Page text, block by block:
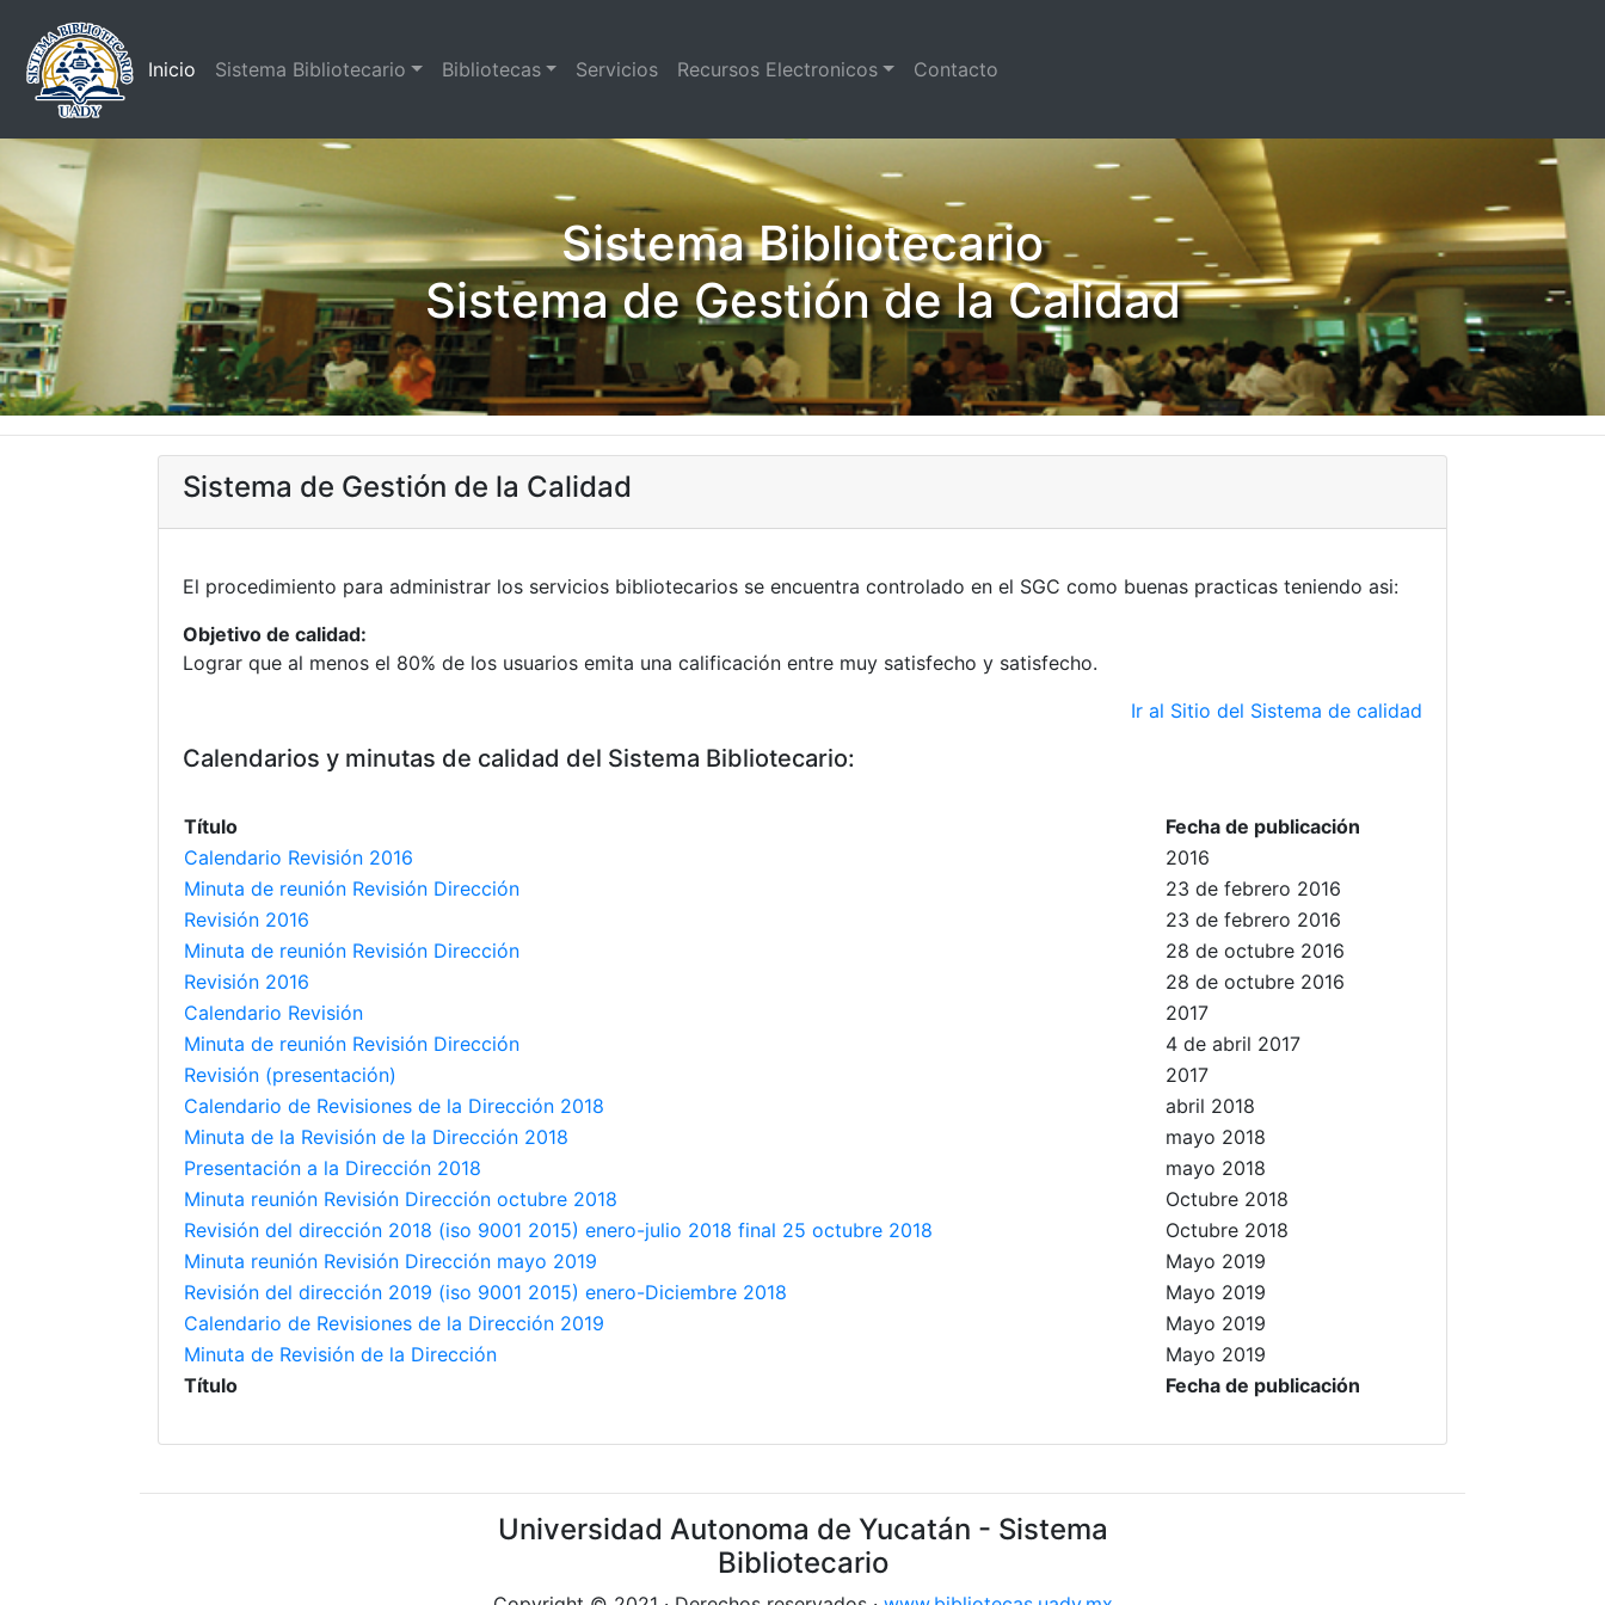
Inicio (current)
Sistema Bibliotecario Bibliotecas Servicios Recursos Electronicos Contacto
Sistema Bibliotecario
Sistema de Gestión de la Calidad
Sistema de Gestión de la Calidad
El procedimiento para administrar los servicios bibliotecarios se encuentra controlado en el SGC como buenas practicas teniendo asi:
Objetivo de calidad:
Lograr que al menos el 80% de los usuarios emita una calificación entre muy satisfecho y satisfecho.
Ir al Sitio del Sistema de calidad
Calendarios y minutas de calidad del Sistema Bibliotecario:
Título Fecha de publicación
Título Fecha de publicación
Calendario Revisión 2016
2016
Minuta de reunión Revisión Dirección
23 de febrero 2016
Revisión 2016
23 de febrero 2016
Minuta de reunión Revisión Dirección
28 de octubre 2016
Revisión 2016
28 de octubre 2016
Calendario Revisión
2017
Minuta de reunión Revisión Dirección
4 de abril 2017
Revisión (presentación)
2017
Calendario de Revisiones de la Dirección 2018
abril 2018
Minuta de la Revisión de la Dirección 2018
mayo 2018
Presentación a la Dirección 2018
mayo 2018
Minuta reunión Revisión Dirección octubre 2018
Octubre 2018
Revisión del dirección 2018 (iso 9001 2015) enero-julio 2018 final 25 octubre 2018
Octubre 2018
Minuta reunión Revisión Dirección mayo 2019
Mayo 2019
Revisión del dirección 2019 (iso 9001 2015) enero-Diciembre 2018
Mayo 2019
Calendario de Revisiones de la Dirección 2019
Mayo 2019
Minuta de Revisión de la Dirección
Mayo 2019
Universidad Autonoma de Yucatán - Sistema
Bibliotecario